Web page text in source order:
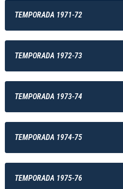
TEMPORADA 1971-72
TEMPORADA 1972-73
TEMPORADA 1973-74
TEMPORADA 1974-75
TEMPORADA 1975-76